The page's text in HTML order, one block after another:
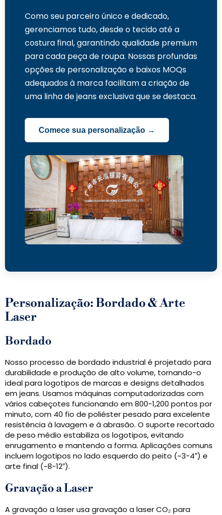
Como seu parceiro único e dedicado,
gerenciamos tudo, desde o tecido até a
costura final, garantindo qualidade premium
para cada peça de roupa. Nossas profundas
opções de personalização e baixos MOQs
adequados à marca facilitam a criação de
uma linha de jeans exclusiva que se destaca.
Comece sua personalização →
Personalização: Bordado & Arte
Laser
Bordado
Nosso processo de bordado industrial é projetado para
durabilidade e produção de alto volume, tornando-o
ideal para logotipos de marcas e designs detalhados
em jeans. Usamos máquinas computadorizadas com
vários cabeçotes funcionando em 800-1,200 pontos por
minuto, com 40 fio de poliéster pesado para excelente
resistência à lavagem e à abrasão. O suporte recortado
de peso médio estabiliza os logotipos, evitando
enrugamento e mantendo a forma. Aplicações comuns
incluem logotipos no lado esquerdo do peito (~3-4″) e
arte final (~8-12″).
Gravação a Laser
A gravação a laser usa gravação a laser CO₂ para